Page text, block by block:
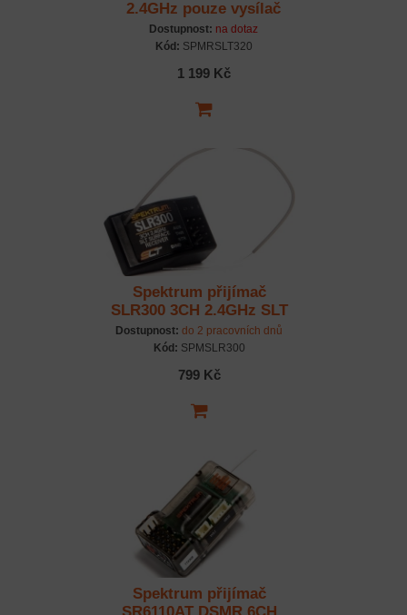
2.4GHz pouze vysílač
Dostupnost: na dotaz
Kód: SPMRSLT320
1 199 Kč
Spektrum přijímač
SLR300 3CH 2.4GHz SLT
Dostupnost: do 2 pracovních dnů
Kód: SPMSLR300
799 Kč
Spektrum přijímač